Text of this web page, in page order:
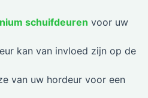
schuifdeuren voor uw
kan van invloed zijn op de
van uw hordeur voor een